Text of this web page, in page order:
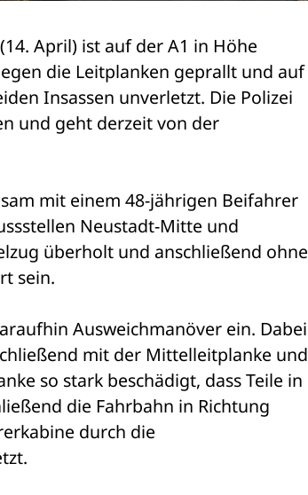
April) ist auf der A1 in Höhe
die Leitplanken geprallt und auf
Insassen unverletzt. Die Polizei
und geht derzeit von der
mit einem 48-jährigen Beifahrer
Neustadt-Mitte und
überholt und anschließend ohne
sein.
Ausweichmanöver ein. Dabei
mit der Mittelleitplanke und
so stark beschädigt, dass Teile in
die Fahrbahn in Richtung
durch die